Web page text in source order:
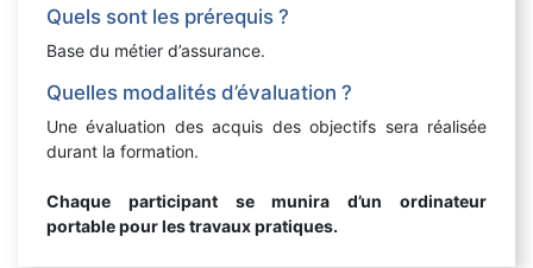
Quels sont les prérequis ?
Base du métier d’assurance.
Quelles modalités d’évaluation ?
Une évaluation des acquis des objectifs sera réalisée
durant la formation.
Chaque participant se munira d’un ordinateur
portable pour les travaux pratiques.